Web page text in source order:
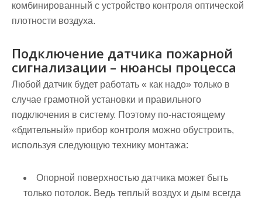
комбинированный с устройство контроля оптической
плотности воздуха.
Подключение датчика пожарной
сигнализации – нюансы процесса
Любой датчик будет работать « как надо» только в
случае грамотной установки и правильного
подключения в систему. Поэтому по-настоящему
«бдительный» прибор контроля можно обустроить,
используя следующую технику монтажа:
Опорной поверхностью датчика может быть
только потолок. Ведь теплый воздух и дым всегда